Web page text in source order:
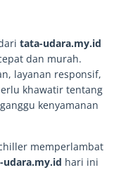
tata-udara.my.id
dan murah.
layanan responsif,
khawatir tentang
kenyamanan
memperlambat
udara.my.id hari ini